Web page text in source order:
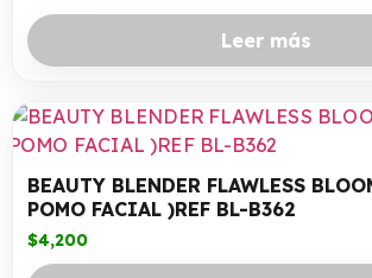
Leer más
BEAUTY BLENDER FLAWLESS
POMO FACIAL )REF BL-B362
$4,200